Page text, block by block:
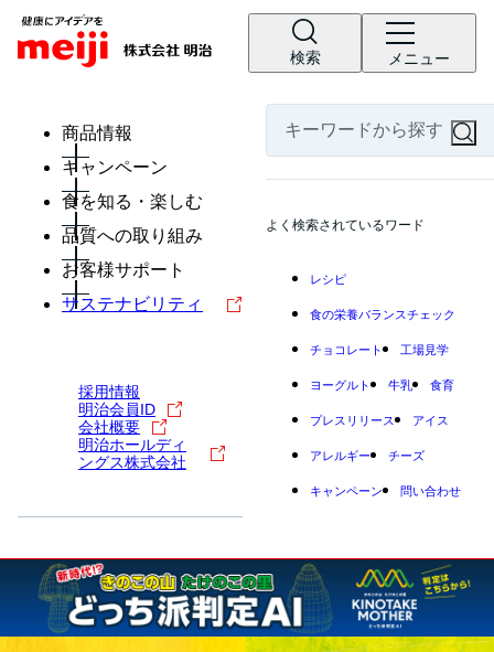
検索 メニュー
商品情報
キャンペーン
食を知る・楽しむ
品質への取り組み
お客様サポート
サステナビリティ
採用情報
明治会員ID
会社概要
明治ホールディ
ングス株式会社
よく検索されているワード
レシピ
食の栄養バランスチェック
チョコレート 工場見学
ヨーグルト 牛乳 食育
プレスリリース アイス
アレルギー チーズ
キャンペーン 問い合わせ